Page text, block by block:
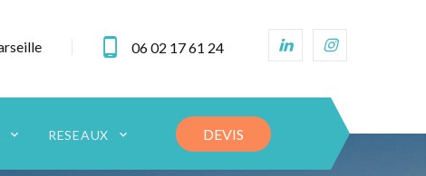
06 02 17 61 24
RESEAUX DEVIS